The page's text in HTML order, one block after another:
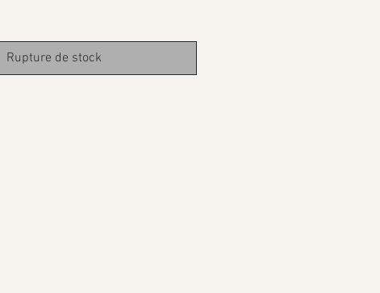
Rupture de stock